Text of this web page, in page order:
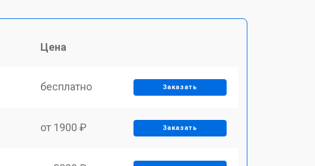
Цена
бесплатно Заказать
от 1900 ₽ Заказать